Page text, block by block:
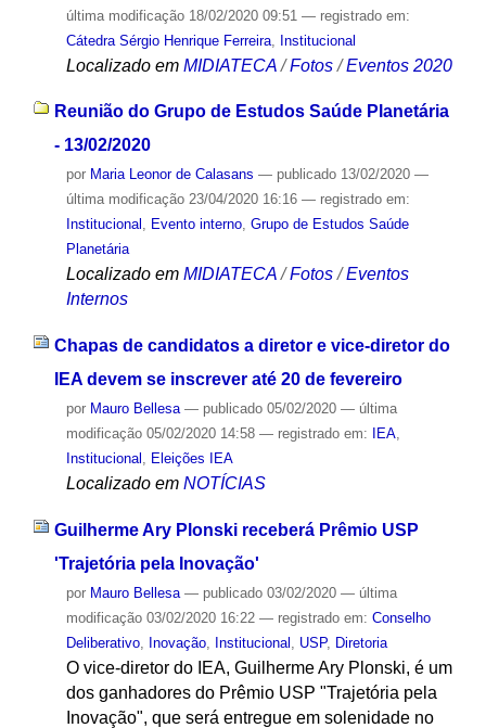
última modificação18/02/2020 09:51 — registrado em:
Cátedra Sérgio Henrique Ferreira, Institucional
Localizado em MIDIATECA /Fotos /Eventos 2020
Reunião do Grupo de Estudos Saúde Planetária
- 13/02/2020
por Maria Leonor de Calasans — publicado13/02/2020 —
última modificação23/04/2020 16:16 — registrado em:
Institucional , Evento interno, Grupo de Estudos Saúde
Planetária
Localizado em MIDIATECA /Fotos /Eventos
Internos
Chapas de candidatos a diretor e vice-diretor do
IEA devem se inscrever até 20 de fevereiro
por Mauro Bellesa — publicado05/02/2020 — última
modificação05/02/2020 14:58 — registrado em: IEA,
Institucional , Eleições IEA
Localizado em NOTÍCIAS
Guilherme Ary Plonski receberá Prêmio USP
'Trajetória pela Inovação'
por Mauro Bellesa — publicado03/02/2020 — última
modificação03/02/2020 16:22 — registrado em: Conselho
Deliberativo, Inovação, Institucional USP, Diretoria
O vice-diretor do IEA, Guilherme Ary Plonski, é um
dos ganhadores do Prêmio USP "Trajetória pela
Inovação", que será entregue em solenidade no